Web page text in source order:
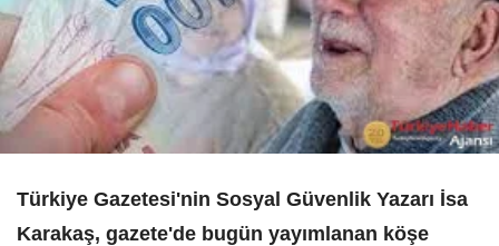
Türkiye Gazetesi'nin Sosyal Güvenlik Yazarı İsa
Karakaş, gazete'de bugün yayımlanan köşe